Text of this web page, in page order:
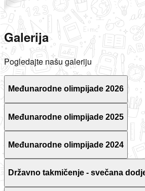
Galerija
Pogledajte našu galeriju
Međunarodne olimpijade 2026
Međunarodne olimpijade 2025
Međunarodne olimpijade 2024
Državno takmičenje - svečana